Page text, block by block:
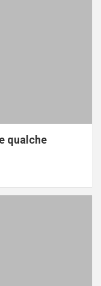
qualche